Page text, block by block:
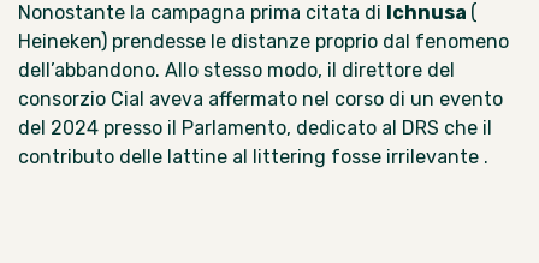
Nonostante la campagna prima citata di Ichnusa (
Heineken) prendesse le distanze proprio dal fenomeno
dell’abbandono. Allo stesso modo, il direttore del
consorzio Cial aveva affermato nel corso di un evento
del 2024 presso il Parlamento, dedicato al DRS che il
contributo delle lattine al littering fosse irrilevante .